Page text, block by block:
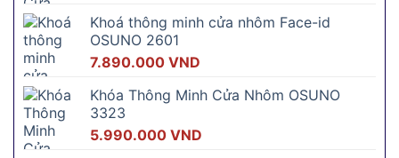
là:
tại
Khoá thông minh cửa nhôm Face-id
OSUNO 2601
7.890.000 VND
Khóa Thông Minh Cửa Nhôm OSUNO
3323
5.990.000 VND